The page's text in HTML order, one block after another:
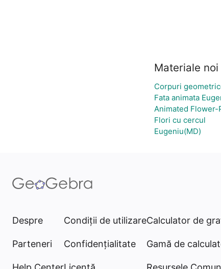
Materiale noi
Corpuri
Fata animata
Animated Flower-
Flori cu cercul
Eugeniu(MD)
Despre
Parteneri
Condiţii de utilizare
Confidențialitate
Calculator de
Gamă de